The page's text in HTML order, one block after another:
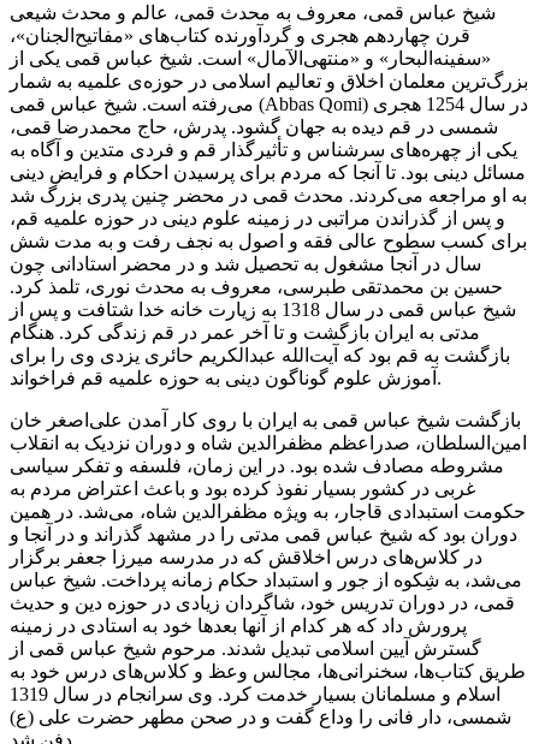
شیخ عباس قمی، معروف به محدث قمی، عالم و محدث شیعی
قرن چهاردهم هجری و گردآورنده‌ کتاب‌های «مفاتیح‌‌الجنان»،
«سفینه‌‌البحار» و «منتهی‌‌الآمال» است. شیخ عباس قمی یکی از
بزرگ‌ترین معلمان اخلاق و تعالیم اسلامی در حوزه‌ی علمیه به شمار
می‌رفته است. شیخ عباس قمی (Abbas Qomi) در سال 1254 هجری
شمسی در قم دیده به جهان گشود. پدرش، حاج محمدرضا قمی،
یکی از چهره‌های سرشناس و تأثیرگذار قم و فردی متدین و آگاه به
مسائل دینی بود. تا آنجا که مردم برای پرسیدن احکام و فرایض دینی
به او مراجعه می‌کردند. محدث قمی در محضر چنین پدری بزرگ شد
و پس از گذراندن مراتبی در زمینه‌ علوم دینی در حوزه‌ علمیه‌ قم،
برای کسب سطوح عالی فقه و اصول به نجف رفت و به مدت شش
سال در آنجا مشغول به تحصیل شد و در محضر استادانی چون
حسین بن محمدتقی طبرسی، معروف به محدث نوری، تلمذ کرد.
شیخ عباس قمی در سال 1318 به زیارت خانه‌ خدا شتافت و پس از
مدتی به ایران بازگشت و تا آخر عمر در قم زندگی کرد. هنگام
بازگشت به قم بود که آیت‌الله عبدالکریم حائری یزدی وی را برای
آموزش علوم گوناگون دینی به حوزه‌ علمیه‌ قم فراخواند.
بازگشت شیخ عباس قمی به ایران با روی کار آمدن علی‌اصغر خان
امین‌السلطان، صدراعظم مظفرالدین شاه و دوران نزدیک به انقلاب
مشروطه مصادف شده بود. در این زمان، فلسفه و تفکر سیاسی
غربی در کشور بسیار نفوذ کرده بود و باعث اعتراض مردم به
حکومت استبدادی قاجار، به ویژه مظفرالدین شاه، می‌شد. در همین
دوران بود که شیخ عباس قمی مدتی را در مشهد گذراند و در آنجا و
در کلاس‌های درس اخلاقش که در مدرسه‌ میرزا جعفر برگزار
می‌شد، به شِکوه از جور و استبداد حکام زمانه پرداخت. شیخ عباس
قمی، در دوران تدریس خود، شاگردان زیادی در حوزه‌ دین و حدیث
پرورش داد که هر کدام از آنها بعدها خود به استادی در زمینه‌
گسترش آیین اسلامی تبدیل شدند. مرحوم شیخ عباس قمی از
طریق کتاب‌ها، سخنرانی‌ها، مجالس وعظ و کلاس‌های درس خود به
اسلام و مسلمانان بسیار خدمت کرد. وی سرانجام در سال 1319
شمسی، دار فانی را وداع گفت و در صحن مطهر حضرت علی (ع)